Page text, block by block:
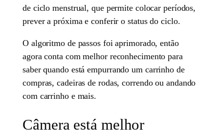
de ciclo menstrual, que permite colocar períodos,
prever a próxima e conferir o status do ciclo.
O algoritmo de passos foi aprimorado, então
agora conta com melhor reconhecimento para
saber quando está empurrando um carrinho de
compras, cadeiras de rodas, correndo ou andando
com carrinho e mais.
Câmera está melhor